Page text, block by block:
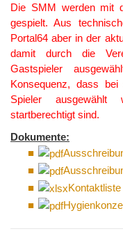
Die SMM werden mit
gespielt. Aus
Portal64 aber in der
damit durch die
Gastspieler
Konsequenz, dass
Spieler
startberechtigt sind.
Dokumente:
Kontaktliste